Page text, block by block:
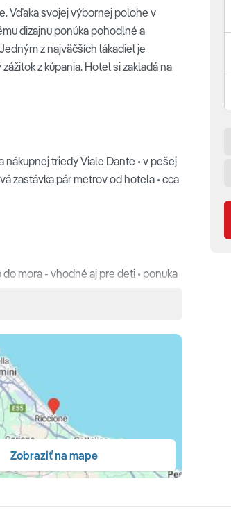
Vďaka svojej výbornej polohe v
dizajnu ponúka pohodlné a
z najväčších lákadiel je
z kúpania. Hotel si zakladá na
nákupnej triedy Viale Dante • v pešej
zastávka pár metrov od hotela • cca
mora - vhodné aj pre deti • ponuka
• SAT TV • trezor (zdarma) •
m2)
Zobraziť na mape